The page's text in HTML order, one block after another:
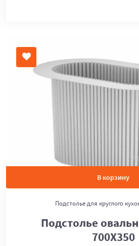
В корзину
Подстолье для круглого
Подстолье
700Х350